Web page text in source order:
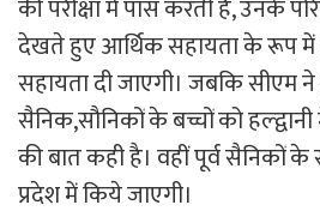
की परीक्षा मे पास करती है, उनके
देखते हुए आर्थिक सहायता के रूप में
सहायता दी जाएगी। जबकि सीएम ने
सैनिक,सौनिकों के बच्चों को हल्द्वानी
की बात कही है। वहीं पूर्व सैनिकों
प्रदेश में किये जाएगी।